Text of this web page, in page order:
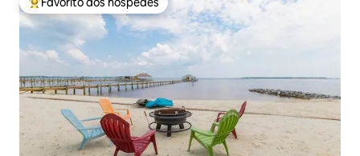
Favoritos dos hóspedes mais apreciados